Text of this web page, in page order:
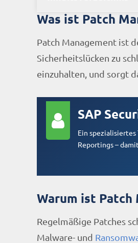
Was ist Patch
Patch Management ist
Sicherheitslücken zu
einzuhalten, und sorgt
SAP
Ein
Reportings –
Warum ist
Regelmäßige Patches
Malware- und